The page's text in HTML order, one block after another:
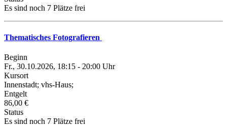
Es sind noch 7 Plätze frei
Thematisches Fotografieren
Beginn
Fr., 30.10.2026, 18:15 - 20:00 Uhr
Kursort
Innenstadt; vhs-Haus;
Entgelt
86,00 €
Status
Es sind noch 7 Plätze frei